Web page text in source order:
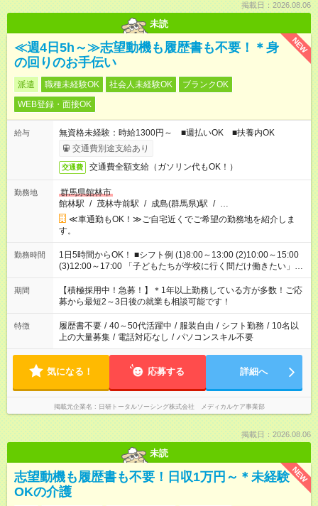
掲載日：2026.08.06
未読
NEW
≪週4日5h～≫志望動機も履歴書も不要！＊身
の回りのお手伝い
派遣 職種未経験OK 社会人未経験OK
ブランクOK
WEB登録・面接OK
給与
無資格未経験：時給1300円～ ■週払いOK ■扶養内OK
交通費別途支給あり
交通費 交通費全額支給（ガソリン代もOK！）
勤務地
群馬県館林市
館林駅 / 茂林寺前駅 / 成島(群馬県)駅 / …
≪車通勤もOK！≫ご自宅近くでご希望の勤務地を紹介しま
す。
勤務時間
1日5時間からOK！ ■シフト例 (1)8:00～13:00 (2)10:00～15:00
(3)12:00～17:00 「子どもたちが学校に行く間だけ働きたい」
「余裕を持って夕飯の準備がしたい」 「午前中は働いて、午後
はプライベートの時間にしたい」 など、ご希望を教えてくださ
いね。 ※Wワーク希望の方へ 今ご覧のお仕事で希望する勤務時
間と、もう1つのお仕事の勤務時間。 合計で週40時間を超える
場合は応募できません。
期間
【積極採用中！急募！】＊1年以上勤務している方が多数！ご応
募から最短2～3日後の就業も相談可能です！
特徴 履歴書不要 / 40～50代活躍中 / 服装自由 / シフト勤務 / 10名以
上の大量募集 / 電話対応なし / パソコンスキル不要
気になる！ 応募する 詳細へ
掲載元企業名 日研トータルソーシング株式会社 メディカルケア事業部
掲載日：2026.08.06
未読
NEW
志望動機も履歴書も不要！日収1万円～＊未経験
OKの介護